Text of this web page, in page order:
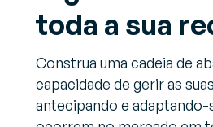
toda a sua
Construa uma cadeia de
capacidade de gerir as
antecipando e adaptando-